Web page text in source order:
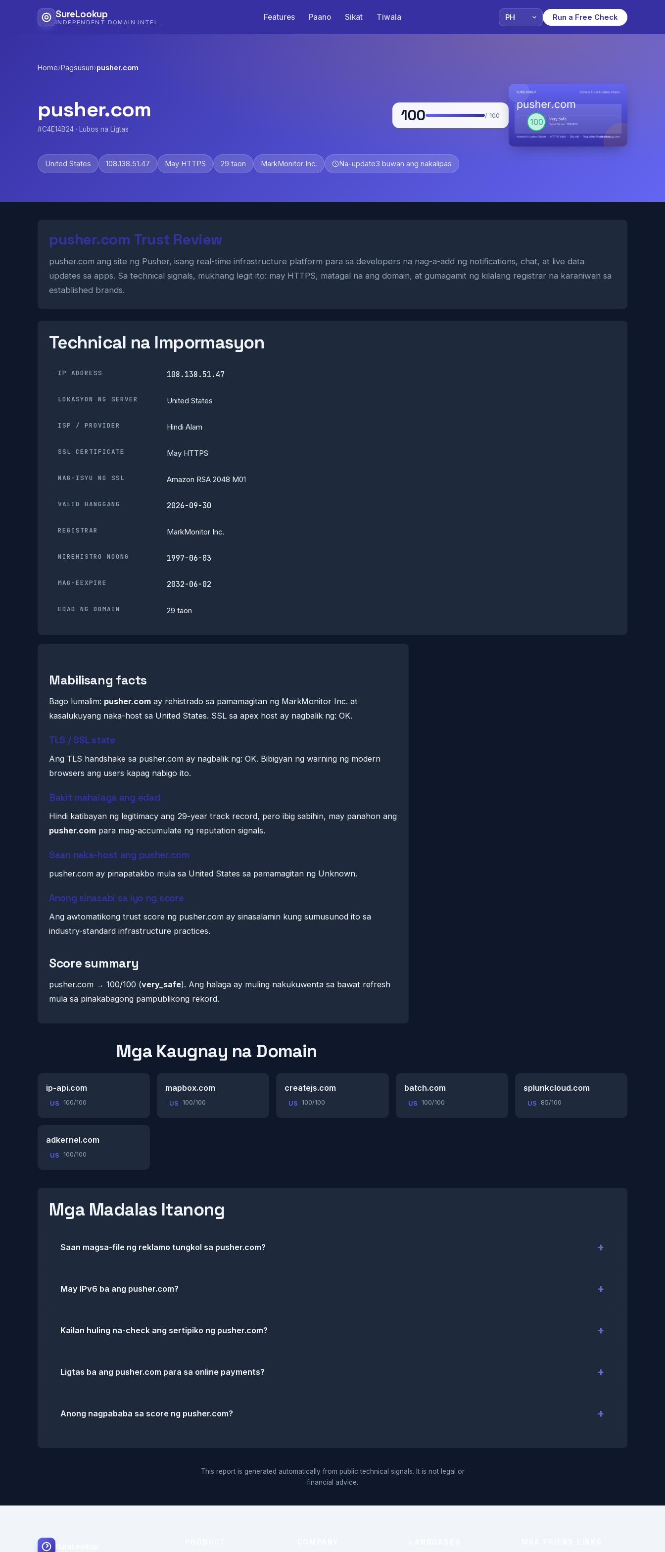
SureLookup Features Paano Sikat Tiwala Run a Free Check
Home›Pagsusuri›pusher.com
pusher.com
#C4E14B24 · Lubos na Ligtas
100 / 100
United States 108.138.51.47 May HTTPS 29 taon MarkMonitor Inc. Na-update3 buwan ang nakalipas
pusher.com Trust Review
pusher.com ang site ng Pusher, isang real-time infrastructure platform para sa developers na nag-a-add ng notifications, chat, at live data
updates sa apps. Sa technical signals, mukhang legit ito: may HTTPS, matagal na ang domain, at gumagamit ng kilalang registrar na karaniwan sa
established brands.
Technical na Impormasyon
IP ADDRESS 108.138.51.47
LOKASYON NG SERVER United States
ISP / PROVIDER Hindi Alam
SSL CERTIFICATE May HTTPS
NAG-ISYU NG SSL Amazon RSA 2048 M01
VALID HANGGANG 2026-09-30
REGISTRAR MarkMonitor Inc.
NIREHISTRO NOONG 1997-06-03
MAG-EEXPIRE 2032-06-02
EDAD NG DOMAIN 29 taon
Mabilisang facts
Bago lumalim: pusher.com ay rehistrado sa pamamagitan ng MarkMonitor Inc. at
kasalukuyang naka-host sa United States. SSL sa apex host ay nagbalik ng: OK.
TLS / SSL state
Ang TLS handshake sa pusher.com ay nagbalik ng: OK. Bibigyan ng warning ng modern
browsers ang users kapag nabigo ito.
Bakit mahalaga ang edad
Hindi katibayan ng legitimacy ang 29-year track record, pero ibig sabihin, may panahon ang
pusher.com para mag-accumulate ng reputation signals.
Saan naka-host ang pusher.com
pusher.com ay pinapatakbo mula sa United States sa pamamagitan ng Unknown.
Anong sinasabi sa iyo ng score
Ang awtomatikong trust score ng pusher.com ay sinasalamin kung sumusunod ito sa
industry-standard infrastructure practices.
Score summary
pusher.com → 100/100 (very_safe). Ang halaga ay muling nakukuwenta sa bawat refresh
mula sa pinakabagong pampublikong rekord.
Mga Kaugnay na Domain
ip-api.com
US 100/100
mapbox.com
US 100/100
createjs.com
US 100/100
batch.com
US 100/100
splunkcloud.com
US 85/100
adkernel.com
US 100/100
Mga Madalas Itanong
Saan magsa-file ng reklamo tungkol sa pusher.com?
May IPv6 ba ang pusher.com?
Kailan huling na-check ang sertipiko ng pusher.com?
Ligtas ba ang pusher.com para sa online payments?
Anong nagpababa sa score ng pusher.com?
This report is generated automatically from public technical signals. It is not legal or
financial advice.
SureLookup